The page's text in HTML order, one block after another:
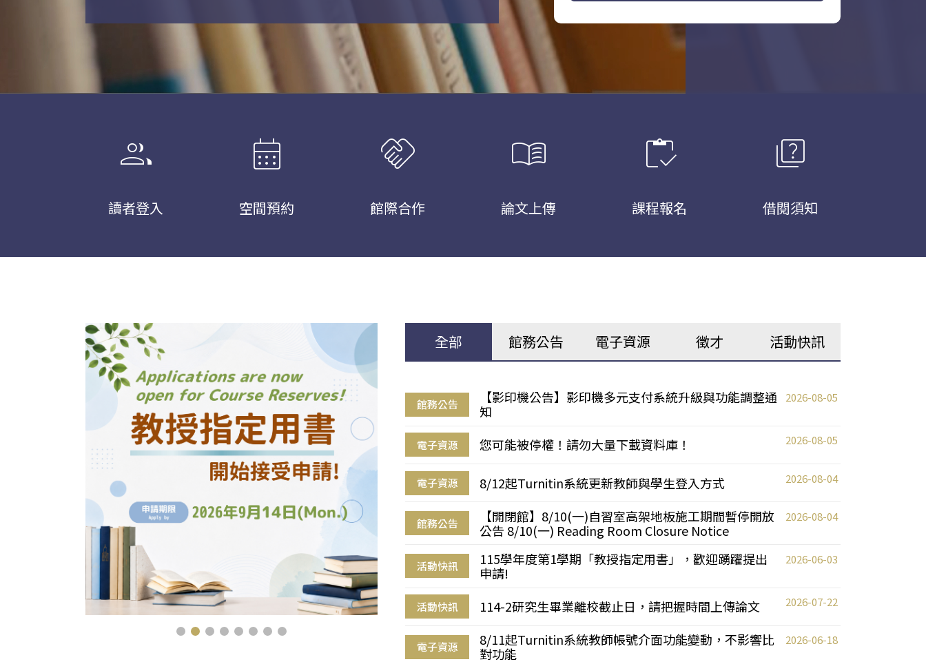
group
讀者登入
calendar_month
空間預約
handshake
館際合作
menu_book
論文上傳
inventory
課程報名
quiz
借閱須知
全部 館務公告 電子資源 徵才 活動快訊
館務公告
【影印機公告】影印機多元支付系統升級與功能調整通
知
2026-08-05
電子資源 您可能被停權！請勿大量下載資料庫！ 2026-08-05
電子資源 8/12起Turnitin系統更新教師與學生登入方式 2026-08-04
館務公告
【開閉館】8/10(一)自習室高架地板施工期間暫停開放
公告 8/10(一) Reading Room Closure Notice
2026-08-04
活動快訊
115學年度第1學期「教授指定用書」，歡迎踴躍提出
申請!
2026-06-03
活動快訊 114-2研究生畢業離校截止日，請把握時間上傳論文 2026-07-22
電子資源
8/11起Turnitin系統教師帳號介面功能變動，不影響比
對功能
2026-06-18